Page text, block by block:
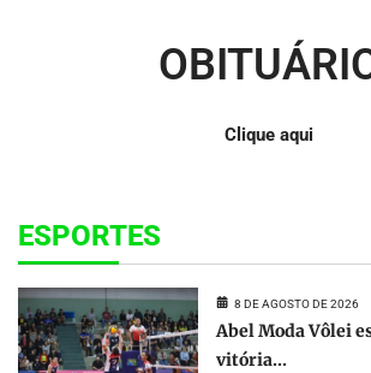
Clique aqui
ESPORTES
8 DE AGOSTO DE 2026
Abel Moda Vôlei
vitória...